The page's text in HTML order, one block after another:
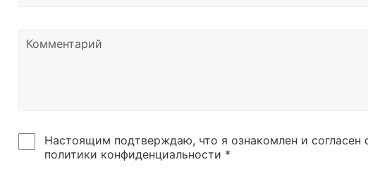
Настоящим подтверждаю, что я ознакомлен и согласен
политики конфиденциальности *